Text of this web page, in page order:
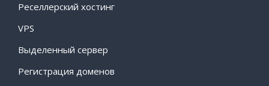
Реселлерский хостинг
VPS
Выделенный сервер
Регистрация доменов